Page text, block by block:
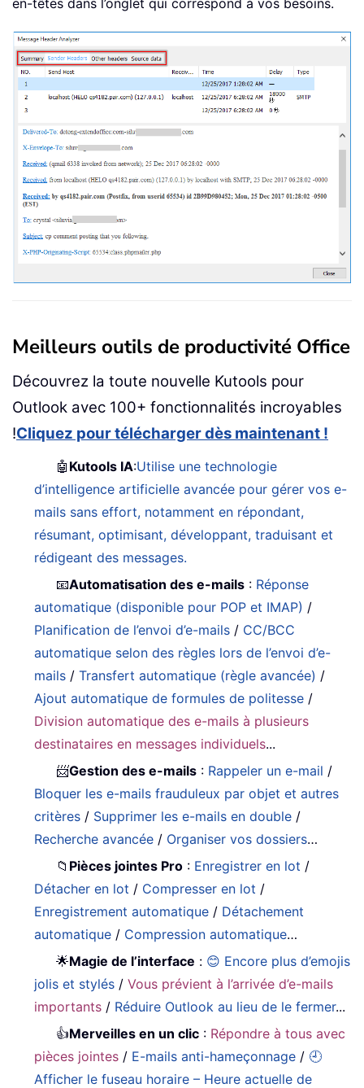
en-têtes dans l’onglet qui correspond à vos besoins.
Meilleurs outils de productivité Office
Découvrez la toute nouvelle Kutools pour
Outlook avec 100+ fonctionnalités incroyables
!Cliquez pour télécharger dès maintenant !
🤖 Kutools IA:Utilise une technologie
d’intelligence artificielle avancée pour gérer vos e-
mails sans effort, notamment en répondant,
résumant, optimisant, développant, traduisant et
rédigeant des messages.
📧Automatisation des e-mails : Réponse
automatique (disponible pour POP et IMAP) /
Planification de l’envoi d’e-mails / CC/BCC
automatique selon des règles lors de l’envoi d’e-
mails /Transfert automatique (règle avancée) /
Ajout automatique de formules de politesse /
Division automatique des e-mails à plusieurs
destinataires en messages individuels...
📨Gestion des e-mails : Rappeler un e-mail /
Bloquer les e-mails frauduleux par objet et autres
critères / Supprimer les e-mails en double /
Recherche avancée / Organiser vos dossiers…
📁 Pièces jointes Pro : Enregistrer en lot /
Détacher en lot / Compresser en lot /
Enregistrement automatique / Détachement
automatique / Compression automatique…
🌟Magie de l’interface : 😊 Encore plus d’emojis
jolis et stylés /Vous prévient à l’arrivée d’e-mails
importants / Réduire Outlook au lieu de le fermer...
👍Merveilles en un clic : Répondre à tous avec
pièces jointes / E-mails anti-hameçonnage / 🕘
Afficher le fuseau horaire – Heure actuelle de